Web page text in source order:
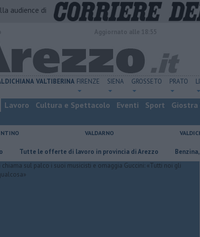
audience di
VALTIBERINA FIRENZE SIENA GROSSETO PRATO
Lavoro Cultura e Spettacolo Eventi Sport Giostra
VALDARNO
le offerte di lavoro in provincia di Arezzo ​Benzina,